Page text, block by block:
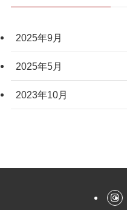
2025年9月
2025年5月
2023年10月